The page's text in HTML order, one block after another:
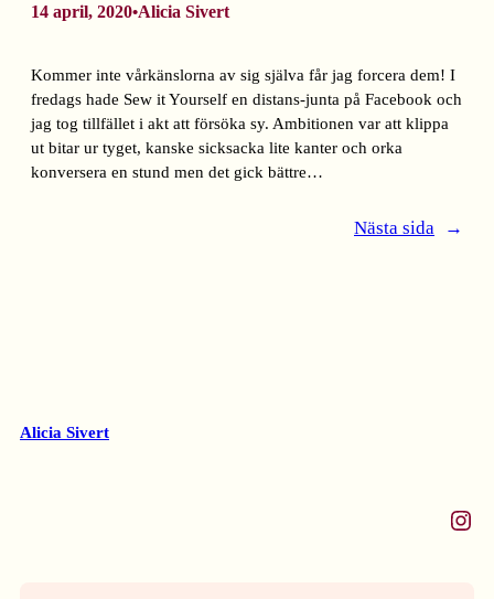
14 april, 2020•Alicia Sivert
Kommer inte vårkänslorna av sig själva får jag forcera dem! I
fredags hade Sew it Yourself en distans-junta på Facebook och
jag tog tillfället i akt att försöka sy. Ambitionen var att klippa
ut bitar ur tyget, kanske sicksacka lite kanter och orka
konversera en stund men det gick bättre…
Nästa sida →
Alicia Sivert
Instagram